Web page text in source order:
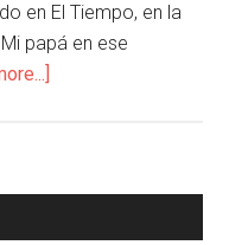
en El Tiempo, en la
papá en ese